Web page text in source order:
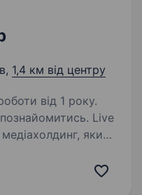
1,4 км від центру
від 1 року.
Live
який